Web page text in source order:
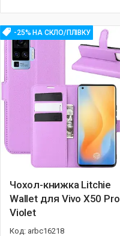
-25% НА СКЛО/ПЛІВКУ
Чохол-книжка Litchie
Wallet для Vivo X50 Pro
Violet
arbc16218